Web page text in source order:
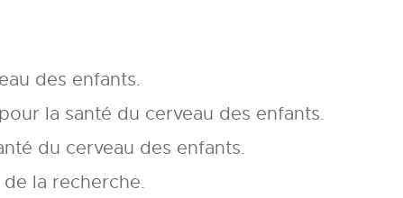
des enfants.
la santé du cerveau des enfants.
du cerveau des enfants.
la recherche.